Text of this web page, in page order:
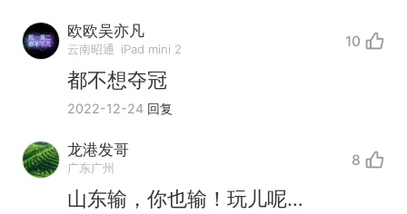
欧欧吴亦凡
云南昭通 iPad mini 2 10
都不想夺冠
2022-12-24 回复
龙港发哥
广东广州 8
山东输，你也输！玩儿呢…